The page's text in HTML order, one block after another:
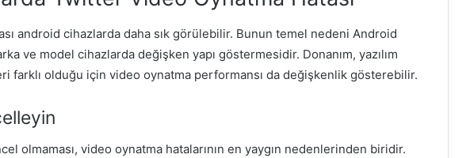
android cihazlarda daha sık görülebilir. Bunun temel nedeni Android
ve model cihazlarda değişken yapı göstermesidir. Donanım, yazılım
farklı olduğu için video oynatma performansı da değişkenlik gösterebilir.
olmaması, video oynatma hatalarının en yaygın nedenlerinden biridir.